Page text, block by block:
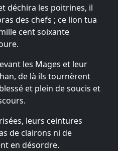
déchira les poitrines, il
des chefs ; ce lion tua
cent soixante
les Mages et leur
de là ils tournèrent
et plein de soucis et
leurs ceintures
de clairons ni de
en désordre.